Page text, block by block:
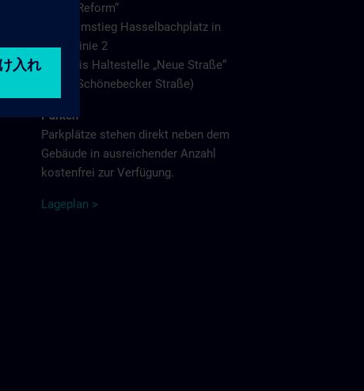
„Reform“
Umstieg Hasselbachplatz in
Linie 2
bis Haltestelle „Neue Straße“
(Schönebecker Straße)
Parken
Parkplätze stehen direkt neben dem
Gebäude in ausreichender Anzahl
kostenfrei zur Verfügung.
Lagep lan >